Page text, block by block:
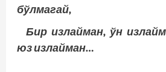
бўлмагай,
Бир излайман, ўн
юз излайман…